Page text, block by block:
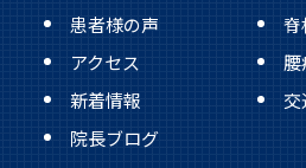
患者様の声
アクセス
新着情報
脊
院長ブログ